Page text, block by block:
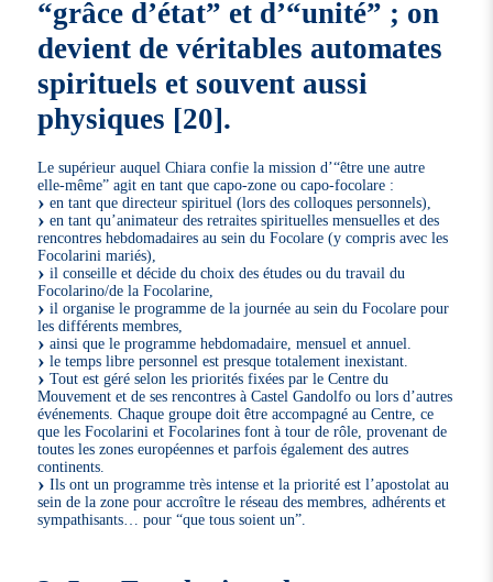
“grâce d’état” et d’“unité” ; on
devient de véritables automates
spirituels et souvent aussi
physiques [20].
Le supérieur auquel Chiara confie la mission d’“être une autre
elle-même” agit en tant que capo-zone ou capo-focolare :
en tant que directeur spirituel (lors des colloques personnels),
en tant qu’animateur des retraites spirituelles mensuelles et des
rencontres hebdomadaires au sein du Focolare (y compris avec les
Focolarini mariés),
il conseille et décide du choix des études ou du travail du
Focolarino/de la Focolarine,
il organise le programme de la journée au sein du Focolare pour
les différents membres,
ainsi que le programme hebdomadaire, mensuel et annuel.
le temps libre personnel est presque totalement inexistant.
Tout est géré selon les priorités fixées par le Centre du
Mouvement et de ses rencontres à Castel Gandolfo ou lors d’autres
événements. Chaque groupe doit être accompagné au Centre, ce
que les Focolarini et Focolarines font à tour de rôle, provenant de
toutes les zones européennes et parfois également des autres
continents.
Ils ont un programme très intense et la priorité est l’apostolat au
sein de la zone pour accroître le réseau des membres, adhérents et
sympathisants… pour “que tous soient un”.